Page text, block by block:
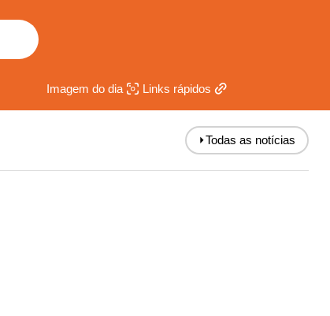
Imagem do dia Links rápidos
⏵Todas as notícias